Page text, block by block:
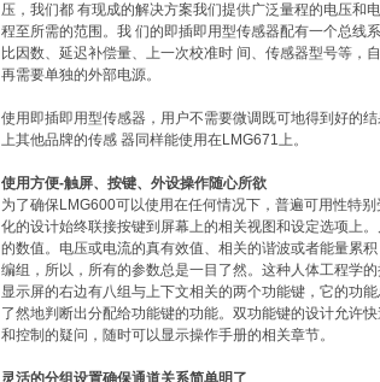
压，我们都 有现成的解决方案我们提供广泛量程的电压和
程至所需的范围。我 们的即插即用型传感器配有一个总线
比因数、延迟补偿量、上一次校准时 间、传感器型号等，
再需要单独的外部电源。
使用即插即用型传感器，用户不需要微调既可地得到好的
上其他品牌的传感 器同样能使用在LMG671上。
使用方便-触屏、按键、外设操作随心所欲
为了确保LMG600可以使用在任何情况下，普遍可用性特
化的设计始终联接按键到屏幕上的相关视图和设定选项上
的数值。电压或电流的真有效值、相关的谐波或者能量累
编组，所以，所有的参数总是一目了然。这种人体工程学
显示屏的右边有八组与上下文相关的两个功能键，它的功
了然地判断出分配给功能键的功能。双功能键的设计允许
和控制的疑问，随时可以显示操作手册的相关章节。
灵活的分组设置确保通道关系简单明了